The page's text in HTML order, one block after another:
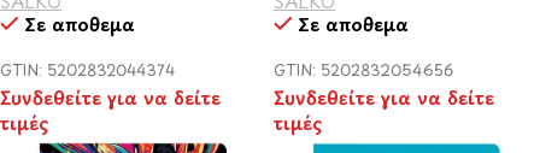
Σε απόθεμα
GTIN: 5202832044374
Συνδεθείτε για να δείτε
τιμές
Σε απόθεμα
GTIN: 5202832054656
Συνδεθείτε για να δείτε
τιμές